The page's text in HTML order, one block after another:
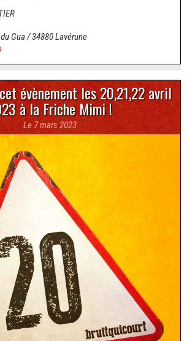
Gua / 34880 Lavérune
évènement les 20,21,22 avril
à la Friche Mimi !
Le 7 mars 2023